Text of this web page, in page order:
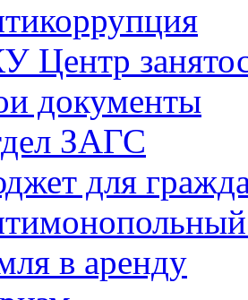
Центр
документы
ЗАГС
для
в аренду